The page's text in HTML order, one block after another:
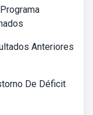
Anteriores
De Déficit